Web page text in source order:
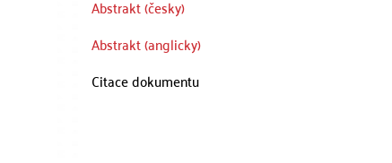
Abstrakt (česky)
Abstrakt (anglicky)
Citace dokumentu